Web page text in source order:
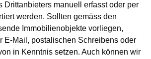
Drittanbieters manuell erfasst oder per
werden. Sollten gemäss den
Immobilienobjekte vorliegen,
E-Mail, postalischen Schreibens oder
in Kenntnis setzen. Auch können wir